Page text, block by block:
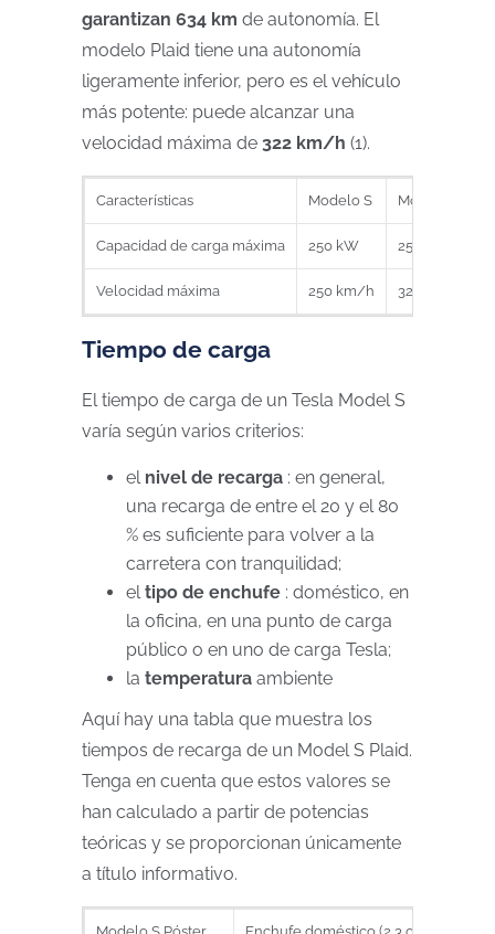
garantizan 634 km de autonomía. El
modelo Plaid tiene una autonomía
ligeramente inferior, pero es el vehículo
más potente: puede alcanzar una
velocidad máxima de 322 km/h (1).
Características Modelo S Modelo S
Capacidad de carga máxima 250 kW 250 kW
Velocidad máxima 250 km/h 322 km/h
Tiempo de carga
El tiempo de carga de un Tesla Model S
varía según varios criterios:
el nivel de recarga : en general,
una recarga de entre el 20 y el 80
% es suficiente para volver a la
carretera con tranquilidad;
el tipo de enchufe : doméstico, en
la oficina, en una punto de carga
público o en uno de carga Tesla;
la temperatura ambiente
Aquí hay una tabla que muestra los
tiempos de recarga de un Model S Plaid.
Tenga en cuenta que estos valores se
han calculado a partir de potencias
teóricas y se proporcionan únicamente
a título informativo.
Modelo S Póster Enchufe doméstico (2,3 o 10A)